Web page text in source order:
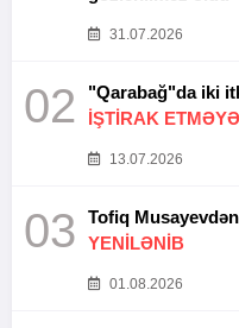
31.07.2026
02 "Qarabağ"da iki
İŞTİRAK
13.07.2026
03
YENİLƏNİB
01.08.2026